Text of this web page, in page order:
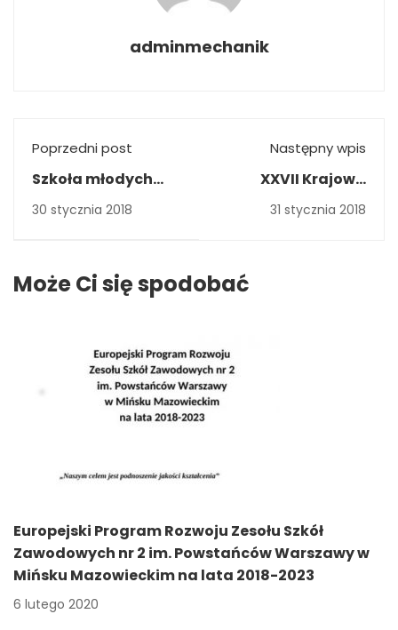
adminmechanik
Poprzedni post
Szkoła młodych
patriotów V edycja
30 stycznia 2018
Następny wpis
XXVII Krajowa
Konferencja
Stowarzyszenia
31 stycznia 2018
Może Ci się spodobać
Europejski Program Rozwoju Zesołu Szkół
Zawodowych nr 2 im. Powstańców Warszawy w
Mińsku Mazowieckim na lata 2018-2023
6 lutego 2020